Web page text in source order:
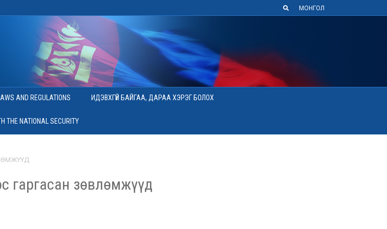
МОНГОЛ
AND REGULATIONS ИДЭВХГҮЙ БАЙГАА, ДАРАА ХЭРЭГ БОЛОХ
THE NATIONAL SECURITY
гаргасан зөвлөмжүүд